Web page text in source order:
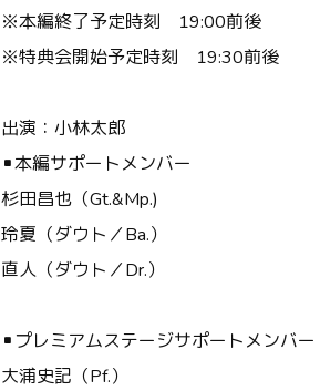
※本編終了予定時刻 19:00前後
※特典会開始予定時刻 19:30前後
出演：小林太郎
▪本編サポートメンバー
杉田昌也（Gt.&Mp.)
玲夏（ダウト／Ba.）
直人（ダウト／Dr.）
▪プレミアムステージサポートメンバー
大浦史記（Pf.）